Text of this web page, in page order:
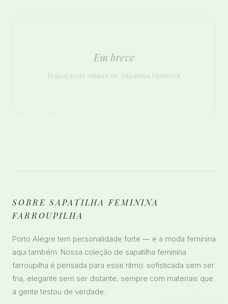
Em breve
Preparando vídeos de Sapatilha Feminina
SOBRE SAPATILHA FEMININA
FARROUPILHA
Porto Alegre tem personalidade forte — e a moda feminina
aqui também. Nossa coleção de sapatilha feminina
farroupilha é pensada para esse ritmo: sofisticada sem ser
fria, elegante sem ser distante, sempre com materiais que
a gente testou de verdade.